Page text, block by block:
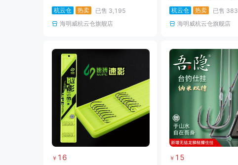
杭云仓 热卖 已售 3,195
海明威杭云仓旗舰店
杭云仓
热卖 已售 383
海明威杭云仓旗舰店
￥ 16 ￥ 15